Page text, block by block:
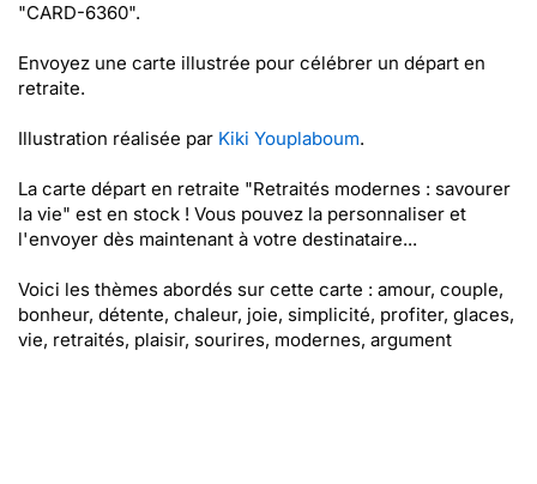
"CARD-6360".
Envoyez une carte illustrée pour célébrer un départ en
retraite.
Illustration réalisée par Kiki Youplaboum.
La carte départ en retraite "Retraités modernes : savourer
la vie" est en stock ! Vous pouvez la personnaliser et
l'envoyer dès maintenant à votre destinataire...
Voici les thèmes abordés sur cette carte : amour, couple,
bonheur, détente, chaleur, joie, simplicité, profiter, glaces,
vie, retraités, plaisir, sourires, modernes, argument